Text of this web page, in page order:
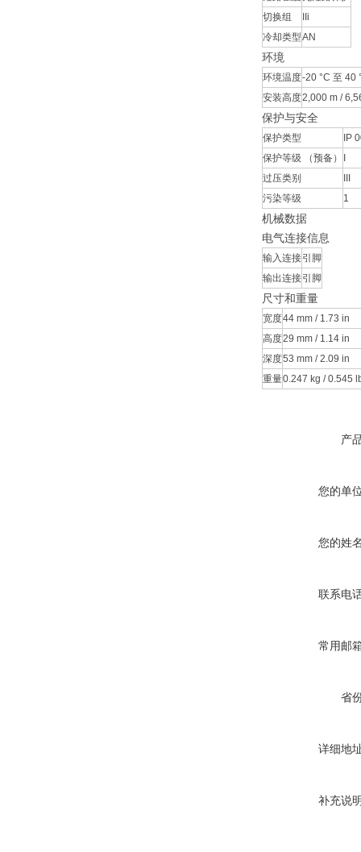
切换组
IIi
冷却类型AN
环境
环境温度-20 °C 至 40
安装高度2,000 m /
保护与安全
保护类型
IP
保护等级 （预备）
过压类别
污染等级
1
机械数据
电气连接信息
输入连接引脚
输出连接引脚
尺寸和重量
宽度44 mm / 1.73 in
高度29 mm / 1.14 in
深度53 mm / 2.09 in
重量0.247 kg / 0.545
产
您的单
您的姓
联系电
常用邮
省
详细地
补充说